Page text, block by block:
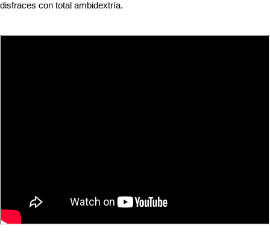
disfraces con total ambidextría.